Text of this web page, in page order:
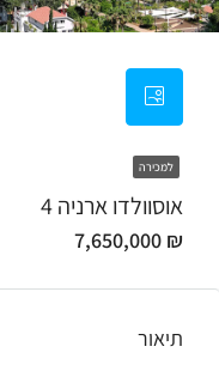
למכירה
אוסוולדו ארניה 4
₪ 7,650,000
תיאור